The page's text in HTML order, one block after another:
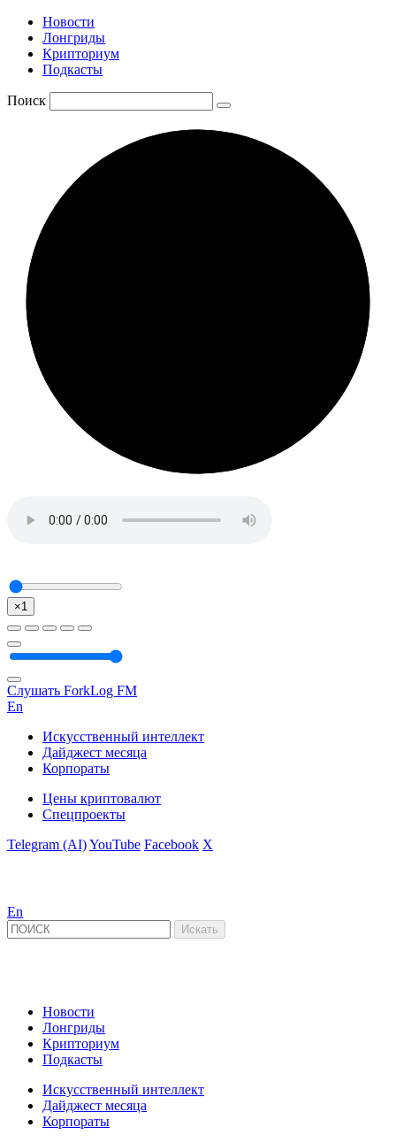
Новости
Лонгриды
Крипториум
Подкасты
Поиск
×1
Слушать ForkLog FM
En
Искусственный интеллект
Дайджест месяца
Корпораты
Цены криптовалют
Спецпроекты
Telegram (AI)YouTube Facebook X
En
Новости
Лонгриды
Крипториум
Подкасты
Искусственный интеллект
Дайджест месяца
Корпораты